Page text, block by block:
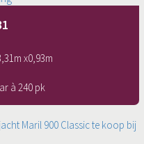
m x0,93m
à 240 pk